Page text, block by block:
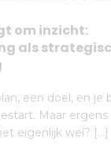
om inzicht:
als
een doel, en je
Maar
eigenlijk wel? […]